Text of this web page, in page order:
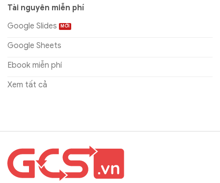
Tài nguyên miễn phí
Google Slides
Google Sheets
Ebook miễn phí
Xem tất cả